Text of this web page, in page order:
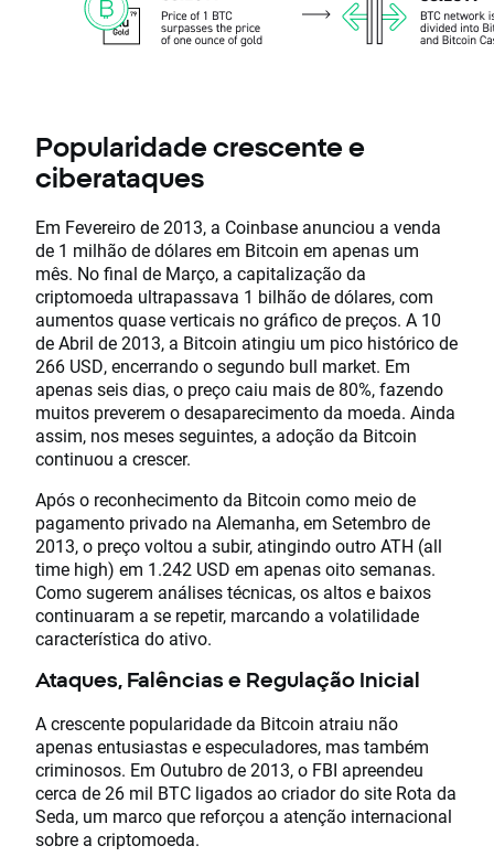
Popularidade crescente e
ciberataques
Em Fevereiro de 2013, a Coinbase anunciou a venda
de 1 milhão de dólares em Bitcoin em apenas um
mês. No final de Março, a capitalização da
criptomoeda ultrapassava 1 bilhão de dólares, com
aumentos quase verticais no gráfico de preços. A 10
de Abril de 2013, a Bitcoin atingiu um pico histórico de
266 USD, encerrando o segundo bull market. Em
apenas seis dias, o preço caiu mais de 80%, fazendo
muitos preverem o desaparecimento da moeda. Ainda
assim, nos meses seguintes, a adoção da Bitcoin
continuou a crescer.
Após o reconhecimento da Bitcoin como meio de
pagamento privado na Alemanha, em Setembro de
2013, o preço voltou a subir, atingindo outro ATH (all
time high) em 1.242 USD em apenas oito semanas.
Como sugerem análises técnicas, os altos e baixos
continuaram a se repetir, marcando a volatilidade
característica do ativo.
Ataques, Falências e Regulação Inicial
A crescente popularidade da Bitcoin atraiu não
apenas entusiastas e especuladores, mas também
criminosos. Em Outubro de 2013, o FBI apreendeu
cerca de 26 mil BTC ligados ao criador do site Rota da
Seda, um marco que reforçou a atenção internacional
sobre a criptomoeda.